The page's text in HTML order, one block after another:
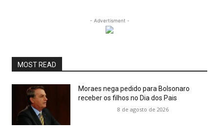
- Advertisment -
MOST READ
Moraes nega pedido para Bolsonaro
receber os filhos no Dia dos Pais
8 de agosto de 2026